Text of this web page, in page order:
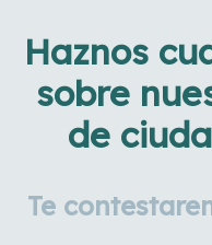
Haznos
sobre
de
Te